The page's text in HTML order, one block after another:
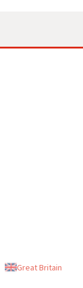
Great Britain